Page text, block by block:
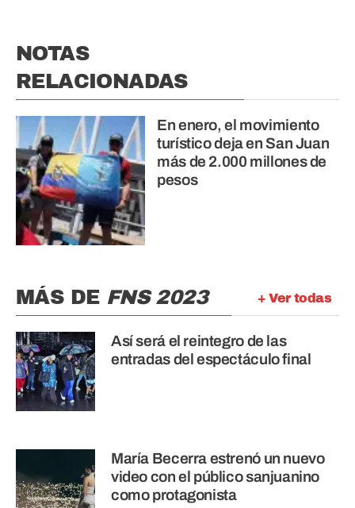
NOTAS
RELACIONADAS
En enero, el movimiento
turístico deja en San Juan
más de 2.000 millones de
pesos
+ Ver todas
MÁS DE FNS 2023
Así será el reintegro de las
entradas del espectáculo final
María Becerra estrenó un nuevo
video con el público sanjuanino
como protagonista